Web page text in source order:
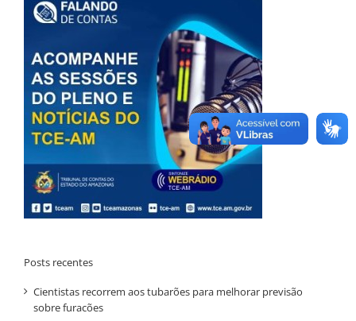
Posts recentes
Cientistas recorrem aos tubarões para melhorar previsão
sobre furacões